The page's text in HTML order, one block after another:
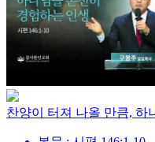
찬양이 터져 나올 만큼, 하